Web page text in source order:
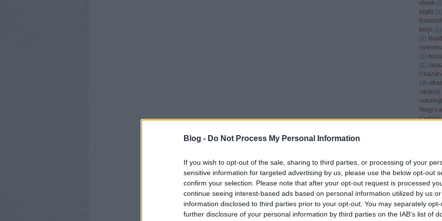
Blog - Do Not Process My Personal Information
If you wish to opt-out of the sale, sharing to third parties, or processing of your
sensitive information for targeted advertising by us, please use the below opt-out
confirm your selection. Please note that after your opt-out request is processed
continue seeing interest-based ads based on personal information utilized by us
information disclosed to third parties prior to your opt-out. You may separately
further disclosure of your personal information by third parties on the IAB’s list of
check (1
böjtfő (1)
borjú (1)
(1)
(1)
(1)
Cházár
(4)
citrancs
Nagy
csiperke
Csúcs
Győző